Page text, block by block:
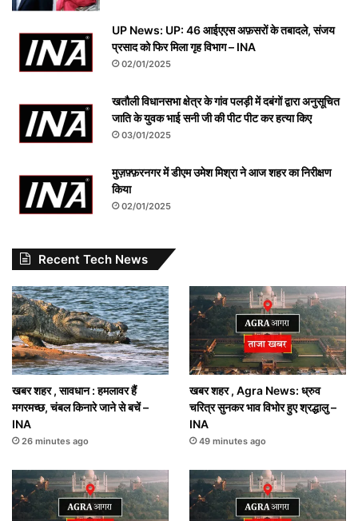
UP News: UP: 46 आईएएस अफ़सरों के तबादले, संजय
प्रसाद को फिर मिला गृह विभाग – INA
02/01/2025
खतौली विधानसभा क्षेत्र के गांव पलड़ी में दबंगों द्वारा अनुसूचित
जाति के युवक भाई सनी जी की पीट पीट कर हत्या किए
03/01/2025
मुज़फ़्फ़रनगर में डीएम उमेश मिश्रा ने आज शहर का निरीक्षण
किया
02/01/2025
Recent Tech News
खबर शहर , सावधान : हमलावर हैं
मगरमच्छ, चंबल किनारे जाने से बचें –
INA
26 minutes ago
खबर शहर , Agra News: ध्रुव
चरित्र सुनकर भाव विभोर हुए श्रद्धालु –
INA
49 minutes ago